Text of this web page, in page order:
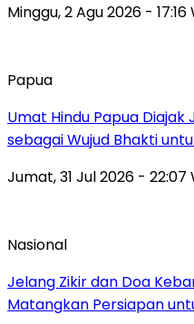
Minggu, 2 Agu 2026 - 17:16
Papua
Umat Hindu Papua
sebagai Wujud Bhakti
Jumat, 31 Jul 2026 - 22:07
Nasional
Jelang Zikir dan Doa
Matangkan Persiapan